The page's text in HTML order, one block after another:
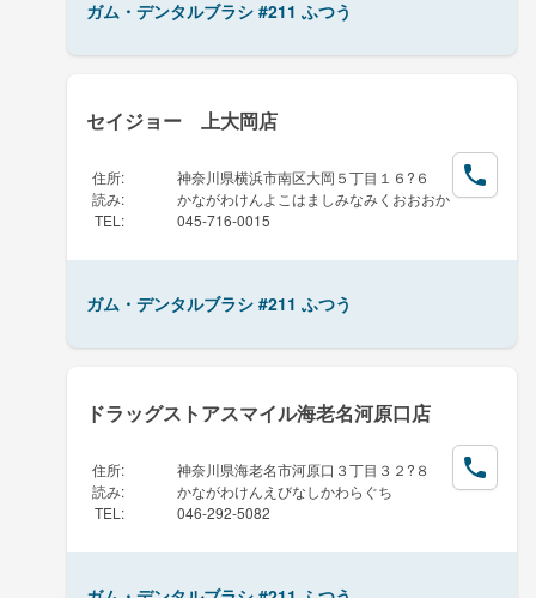
ガム・デンタルブラシ #211 ふつう
セイジョー 上大岡店
住所:
神奈川県横浜市南区大岡５丁目１６?６
読み:
かながわけんよこはましみなみくおおおか
TEL : 045-716-0015
ガム・デンタルブラシ #211 ふつう
ドラッグストアスマイル海老名河原口店
住所:
神奈川県海老名市河原口３丁目３２?８
読み:
かながわけんえびなしかわらぐち
TEL : 046-292-5082